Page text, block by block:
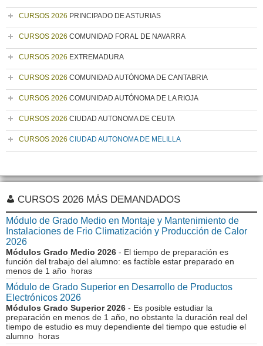
CURSOS 2026 PRINCIPADO DE ASTURIAS
CURSOS 2026 COMUNIDAD FORAL DE NAVARRA
CURSOS 2026 EXTREMADURA
CURSOS 2026 COMUNIDAD AUTÓNOMA DE CANTABRIA
CURSOS 2026 COMUNIDAD AUTÓNOMA DE LA RIOJA
CURSOS 2026 CIUDAD AUTONOMA DE CEUTA
CURSOS 2026 CIUDAD AUTONOMA DE MELILLA
CURSOS 2026 MÁS DEMANDADOS
Módulo de Grado Medio en Montaje y Mantenimiento de
Instalaciones de Frio Climatización y Producción de Calor
2026
Módulos Grado Medio 2026 - El tiempo de preparación es
función del trabajo del alumno: es factible estar preparado en
menos de 1 año horas
Módulo de Grado Superior en Desarrollo de Productos
Electrónicos 2026
Módulos Grado Superior 2026 - Es posible estudiar la
preparación en menos de 1 año, no obstante la duración real del
tiempo de estudio es muy dependiente del tiempo que estudie el
alumno horas